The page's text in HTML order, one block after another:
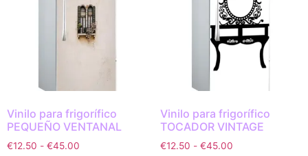
Vinilo para frigorífico
PEQUEÑO VENTANAL
€12.50 - €45.00
Vinilo para frigorífico
TOCADOR VINTAGE
€12.50 - €45.00